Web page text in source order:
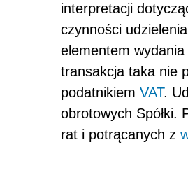
interpretacji
czynności
elementem
transakcja taka nie
podatnikiem VAT.
obrotowych Spółki.
rat i potrącanych z